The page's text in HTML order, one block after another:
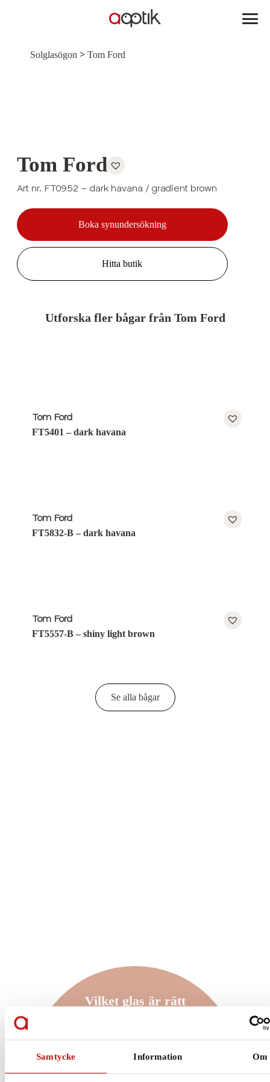
Samtycke Information Om
Solglasögon > Tom Ford
Tom Ford
Art nr. FT0952 – dark havana / gradient brown
Boka synundersökning
Hitta butik
Utforska fler bågar från Tom Ford
Tom Ford
FT5401 – dark havana
Tom Ford
FT5832-B – dark havana
Tom Ford
FT5557-B – shiny light brown
Se alla bågar
Vilket glas är rätt
glas? Att ha rätt glas som är anpassade efter